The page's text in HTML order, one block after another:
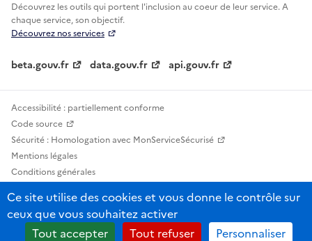
Découvrez les outils qui portent l'inclusion aucoeur de leur service. A
chaque service, son objectif.
Découvrez nos services
beta.gouv.fr data.gouv.fr api.gouv.fr
Accessibilité : partiellement conforme
Code source
Sécurité : Homologation avec MonServiceSécurisé
Mentions légales
Conditions générales
Statistiques, lexiques et indicateurs
Sauf mention contraire, tous les contenus de ce site sont sous licence
etalab-2.0
Ce site utilise des cookies et vous donne le contrôle sur
ceux que vous souhaitez activer
Tout accepter
Tout refuser Personnaliser